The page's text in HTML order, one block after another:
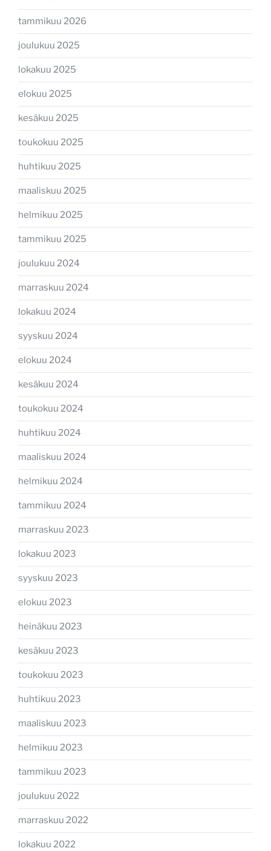
tammikuu 2026
joulukuu 2025
lokakuu 2025
elokuu 2025
kesäkuu 2025
toukokuu 2025
huhtikuu 2025
maaliskuu 2025
helmikuu 2025
tammikuu 2025
joulukuu 2024
marraskuu 2024
lokakuu 2024
syyskuu 2024
elokuu 2024
kesäkuu 2024
toukokuu 2024
huhtikuu 2024
maaliskuu 2024
helmikuu 2024
tammikuu 2024
marraskuu 2023
lokakuu 2023
syyskuu 2023
elokuu 2023
heinäkuu 2023
kesäkuu 2023
toukokuu 2023
huhtikuu 2023
maaliskuu 2023
helmikuu 2023
tammikuu 2023
joulukuu 2022
marraskuu 2022
lokakuu 2022